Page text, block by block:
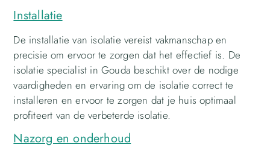
Installatie
De installatie van isolatie vereist vakmanschap en
precisie om ervoor te zorgen dat het effectief is. De
isolatie specialist in Gouda beschikt over de nodige
vaardigheden en ervaring om de isolatie correct te
installeren en ervoor te zorgen dat je huis optimaal
profiteert van de verbeterde isolatie.
Nazorg en onderhoud